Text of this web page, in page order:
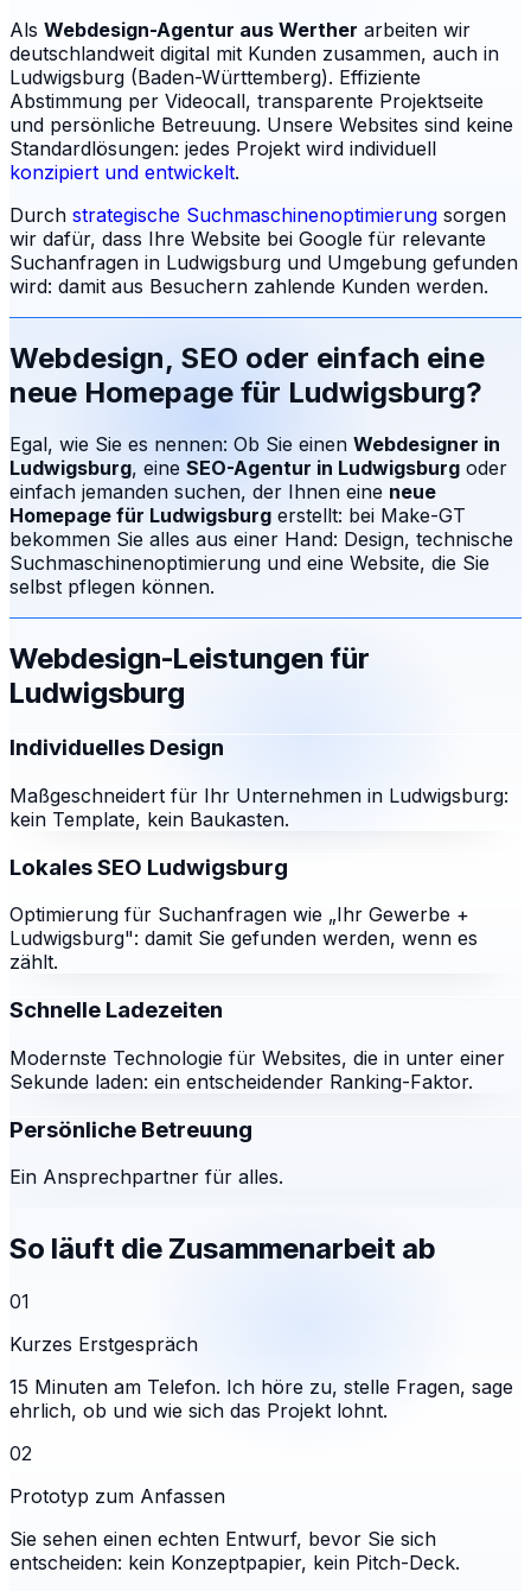
Als Webdesign-Agentur aus Werther arbeiten wir
deutschlandweit digital mit Kunden zusammen, auch in
Ludwigsburg (Baden-Württemberg). Effiziente
Abstimmung per Videocall, transparente Projektseite
und persönliche Betreuung. Unsere Websites sind keine
Standardlösungen: jedes Projekt wird individuell
konzipiert und entwickelt.
Durch strategische Suchmaschinenoptimierung sorgen
wir dafür, dass Ihre Website bei Google für relevante
Suchanfragen in Ludwigsburg und Umgebung gefunden
wird: damit aus Besuchern zahlende Kunden werden.
Webdesign, SEO oder einfach eine
neue Homepage für Ludwigsburg?
Egal, wie Sie es nennen: Ob Sie einen Webdesigner in
Ludwigsburg, eine SEO-Agentur in Ludwigsburg oder
einfach jemanden suchen, der Ihnen eine neue
Homepage für Ludwigsburg erstellt: bei Make-GT
bekommen Sie alles aus einer Hand: Design, technische
Suchmaschinenoptimierung und eine Website, die Sie
selbst pflegen können.
Webdesign-Leistungen für
Ludwigsburg
Individuelles Design
Maßgeschneidert für Ihr Unternehmen in Ludwigsburg:
kein Template, kein Baukasten.
Lokales SEO Ludwigsburg
Optimierung für Suchanfragen wie „Ihr Gewerbe +
Ludwigsburg": damit Sie gefunden werden, wenn es
zählt.
Schnelle Ladezeiten
Modernste Technologie für Websites, die in unter einer
Sekunde laden: ein entscheidender Ranking-Faktor.
Persönliche Betreuung
Ein Ansprechpartner für alles.
So läuft die Zusammenarbeit ab
01
Kurzes Erstgespräch
15 Minuten am Telefon. Ich höre zu, stelle Fragen, sage
ehrlich, ob und wie sich das Projekt lohnt.
02
Prototyp zum Anfassen
Sie sehen einen echten Entwurf, bevor Sie sich
entscheiden: kein Konzeptpapier, kein Pitch-Deck.